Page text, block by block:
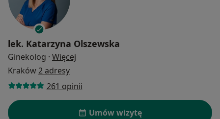
lek. Katarzyna Olszewska
Ginekolog · Więcej
Kraków2 adresy
261 opinii
Umów wizytę